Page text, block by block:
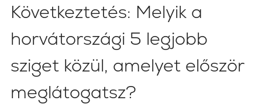
Következtetés: Melyik a
horvátországi 5 legjobb
sziget közül, amelyet először
meglátogatsz?